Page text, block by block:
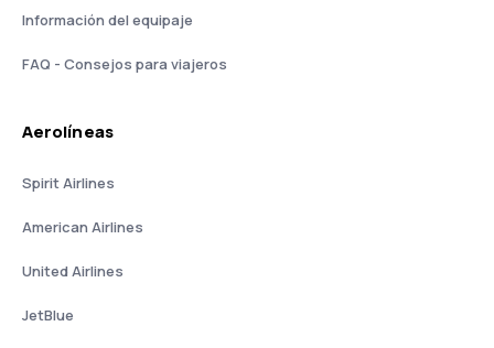
Información del equipaje
FAQ - Consejos para viajeros
Aerolíneas
Spirit Airlines
American Airlines
United Airlines
JetBlue